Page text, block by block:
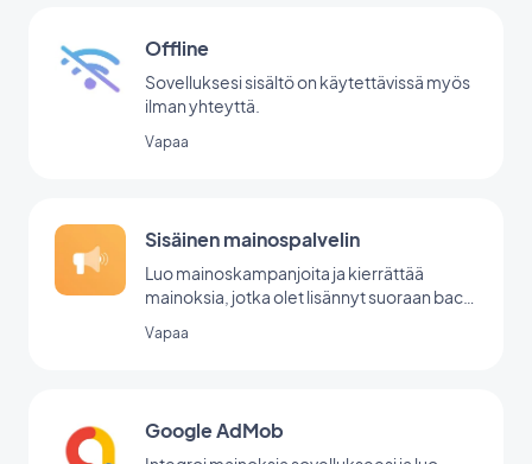
Offline
Sovelluksesi sisältö on käytettävissä myös
ilman yhteyttä.
Vapaa
Sisäinen mainospalvelin
Luo mainoskampanjoita ja kierrättää
mainoksia, jotka olet lisännyt suoraan back
Vapaa
Google AdMob